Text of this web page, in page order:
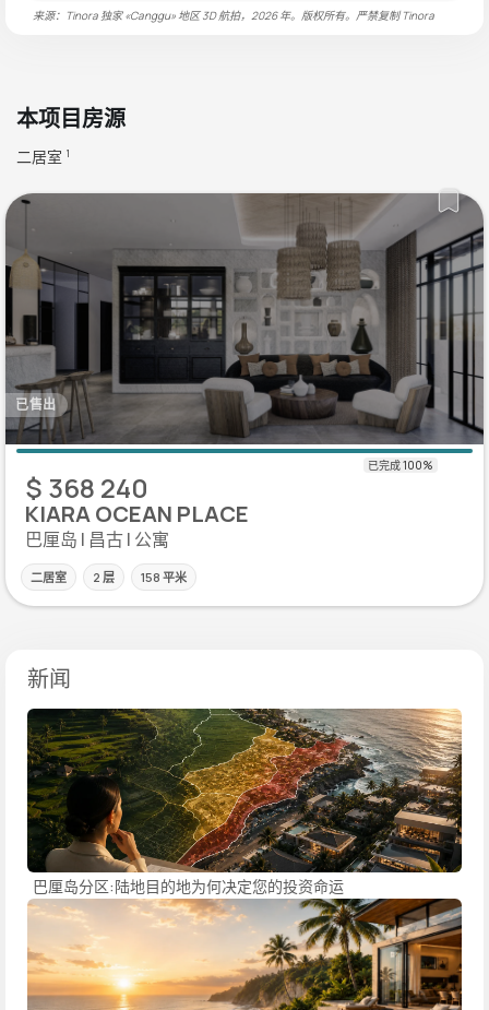
来源：Tinora 独家 «Canggu» 地区 3D 航拍，2026 年。版权所有。严禁复制Tinora
本项目房源
二居室 1
已售出
$ 368 240
KIARA OCEAN PLACE
巴厘岛 | 昌古 | 公寓
二居室 2 层 158 平米
新闻
巴厘岛分区:陆地目的地为何决定您的投资命运